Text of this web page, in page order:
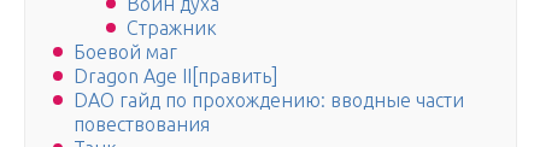
Стражник
Боевой маг
Dragon Age II[править]
DAO гайд по прохождению: вводные части
повествования